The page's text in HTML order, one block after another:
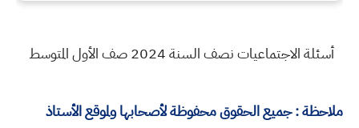
أسئلة الاجتماعيات نصف السنة 2024 صف الأول المتوسط
ملاحظة : جميع الحقوق محفوظة لأصحابها ولموقع الأستاذ